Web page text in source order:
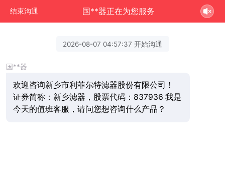
结束沟通 国**器正在为您服务
2026-08-07 04:57:37 开始沟通
国**器
欢迎咨询新乡市利菲尔特滤器股份有限公司！
证券简称：新乡滤器，股票代码：837936 我是
今天的值班客服，请问您想咨询什么产品？